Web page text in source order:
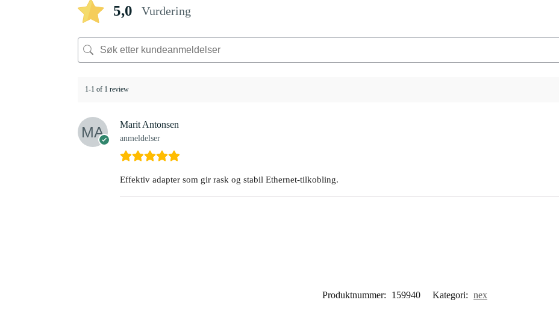
5,0 Vurdering
1-1 of 1 review
Marit Antonsen
anmeldelser
Effektiv adapter som gir rask og stabil Ethernet-tilkobling.
Produktnummer: 159940 Kategori: nex